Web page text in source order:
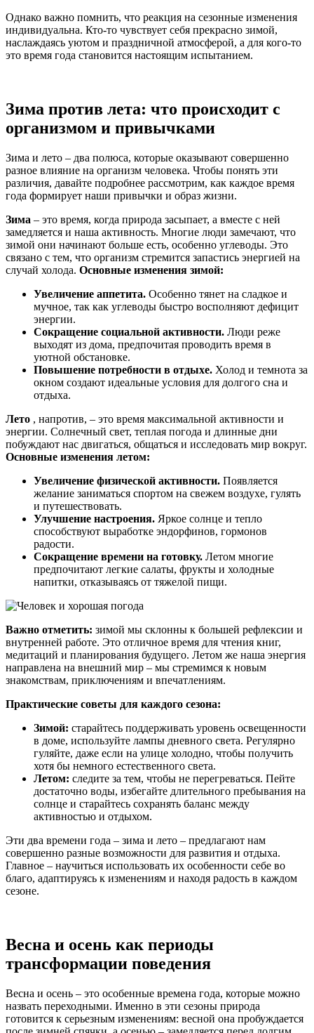
Однако важно помнить, что реакция на сезонные изменения
индивидуальна. Кто-то чувствует себя прекрасно зимой,
наслаждаясь уютом и праздничной атмосферой, а для кого-то
это время года становится настоящим испытанием.
Зима против лета: что происходит с
организмом и привычками
Зима и лето – два полюса, которые оказывают совершенно
разное влияние на организм человека. Чтобы понять эти
различия, давайте подробнее рассмотрим, как каждое время
года формирует наши привычки и образ жизни.
Зима – это время, когда природа засыпает, а вместе с ней
замедляется и наша активность. Многие люди замечают, что
зимой они начинают больше есть, особенно углеводы. Это
связано с тем, что организм стремится запастись энергией на
случай холода. Основные изменения зимой:
Увеличение аппетита. Особенно тянет на сладкое и
мучное, так как углеводы быстро восполняют дефицит
энергии.
Сокращение социальной активности. Люди реже
выходят из дома, предпочитая проводить время в
уютной обстановке.
Повышение потребности в отдыхе. Холод и темнота за
окном создают идеальные условия для долгого сна и
отдыха.
Лето , напротив, – это время максимальной активности и
энергии. Солнечный свет, теплая погода и длинные дни
побуждают нас двигаться, общаться и исследовать мир вокруг.
Основные изменения летом:
Увеличение физической активности. Появляется
желание заниматься спортом на свежем воздухе, гулять
и путешествовать.
Улучшение настроения. Яркое солнце и тепло
способствуют выработке эндорфинов, гормонов
радости.
Сокращение времени на готовку. Летом многие
предпочитают легкие салаты, фрукты и холодные
напитки, отказываясь от тяжелой пищи.
Важно отметить: зимой мы склонны к большей рефлексии и
внутренней работе. Это отличное время для чтения книг,
медитаций и планирования будущего. Летом же наша энергия
направлена на внешний мир – мы стремимся к новым
знакомствам, приключениям и впечатлениям.
Практические советы для каждого сезона:
Зимой: старайтесь поддерживать уровень освещенности
в доме, используйте лампы дневного света. Регулярно
гуляйте, даже если на улице холодно, чтобы получить
хотя бы немного естественного света.
Летом: следите за тем, чтобы не перегреваться. Пейте
достаточно воды, избегайте длительного пребывания на
солнце и старайтесь сохранять баланс между
активностью и отдыхом.
Эти два времени года – зима и лето – предлагают нам
совершенно разные возможности для развития и отдыха.
Главное – научиться использовать их особенности себе во
благо, адаптируясь к изменениям и находя радость в каждом
сезоне.
Весна и осень как периоды
трансформации поведения
Весна и осень – это особенные времена года, которые можно
назвать переходными. Именно в эти сезоны природа
готовится к серьезным изменениям: весной она пробуждается